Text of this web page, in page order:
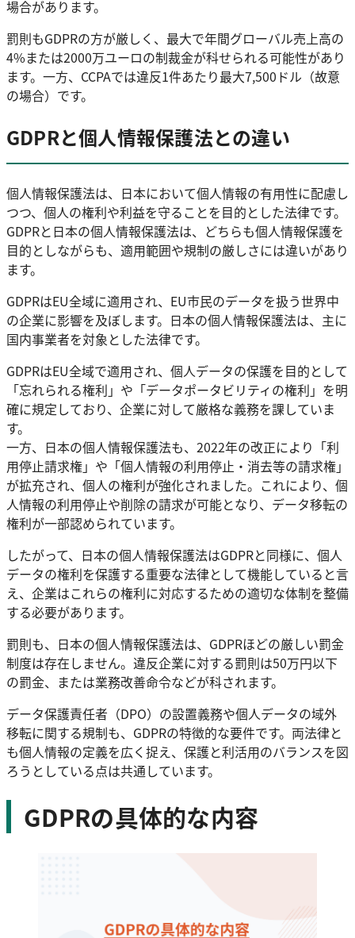
場合があります。
罰則もGDPRの方が厳しく、最大で年間グローバル売上高の
4%または2000万ユーロの制裁金が科せられる可能性があり
ます。一方、CCPAでは違反1件あたり最大7,500ドル（故意
の場合）です。
GDPRと個人情報保護法との違い
個人情報保護法は、日本において個人情報の有用性に配慮し
つつ、個人の権利や利益を守ることを目的とした法律です。
GDPRと日本の個人情報保護法は、どちらも個人情報保護を
目的としながらも、適用範囲や規制の厳しさには違いがあり
ます。
GDPRはEU全域に適用され、EU市民のデータを扱う世界中
の企業に影響を及ぼします。日本の個人情報保護法は、主に
国内事業者を対象とした法律です。
GDPRはEU全域で適用され、個人データの保護を目的として
「忘れられる権利」や「データポータビリティの権利」を明
確に規定しており、企業に対して厳格な義務を課していま
す。
一方、日本の個人情報保護法も、2022年の改正により「利
用停止請求権」や「個人情報の利用停止・消去等の請求権」
が拡充され、個人の権利が強化されました。これにより、個
人情報の利用停止や削除の請求が可能となり、データ移転の
権利が一部認められています。
したがって、日本の個人情報保護法はGDPRと同様に、個人
データの権利を保護する重要な法律として機能していると言
え、企業はこれらの権利に対応するための適切な体制を整備
する必要があります。
罰則も、日本の個人情報保護法は、GDPRほどの厳しい罰金
制度は存在しません。違反企業に対する罰則は50万円以下
の罰金、または業務改善命令などが科されます。
データ保護責任者（DPO）の設置義務や個人データの域外
移転に関する規制も、GDPRの特徴的な要件です。両法律と
も個人情報の定義を広く捉え、保護と利活用のバランスを図
ろうとしている点は共通しています。
GDPRの具体的な内容